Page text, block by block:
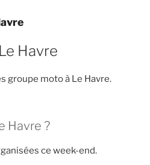
Havre
groupe moto à Le Havre.
Havre ?
ce week-end.